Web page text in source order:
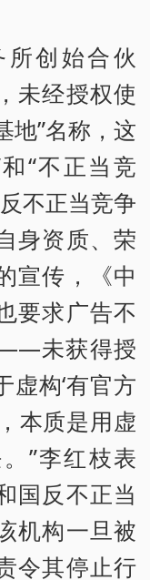
创始合伙
未经授权使
地”名称，这
“不正当竞
不正当竞争
身资质、荣
宣传，《中
要求广告不
未获得授
构‘有官方
本质是用虚
”李红枝表
国反不正当
机构一旦被
令其停止行